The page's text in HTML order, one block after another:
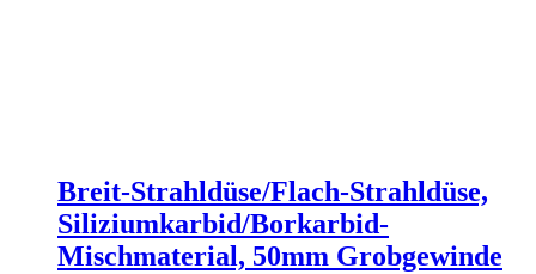
Breit-Strahldüse/Flach-Strahldüse,
Siliziumkarbid/Borkarbid-
Mischmaterial, 50mm Grobgewinde